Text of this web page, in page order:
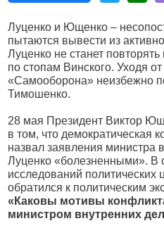
Луценко и Ющенко –
пытаются вывести из
Луценко не станет повторять
по стопам Винского. Уходя
«Самооборона» неизбежно
Тимошенко.
28 мая Президент Виктор
в том, что демократическая
назвал заявления министра
Луценко «болезненными». В
исследований
обратился к политическим
«Каковы мотивы
министром внутренних